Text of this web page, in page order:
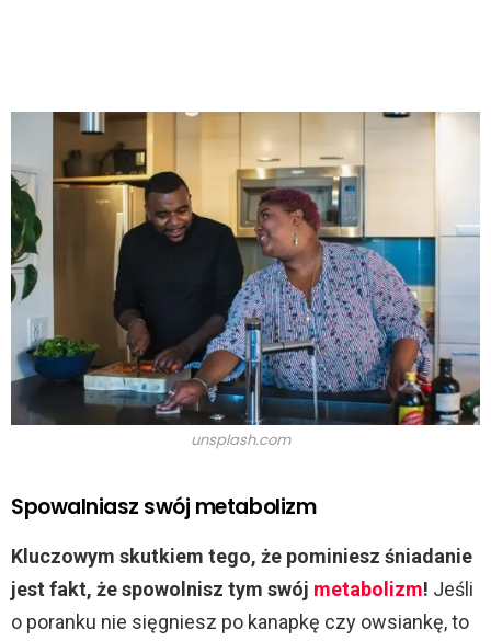
unsplash.com
Spowalniasz swój metabolizm
Kluczowym skutkiem tego, że pominiesz śniadanie
jest fakt, że spowolnisz tym swój metabolizm! Jeśli
o poranku nie sięgniesz po kanapkę czy owsiankę, to